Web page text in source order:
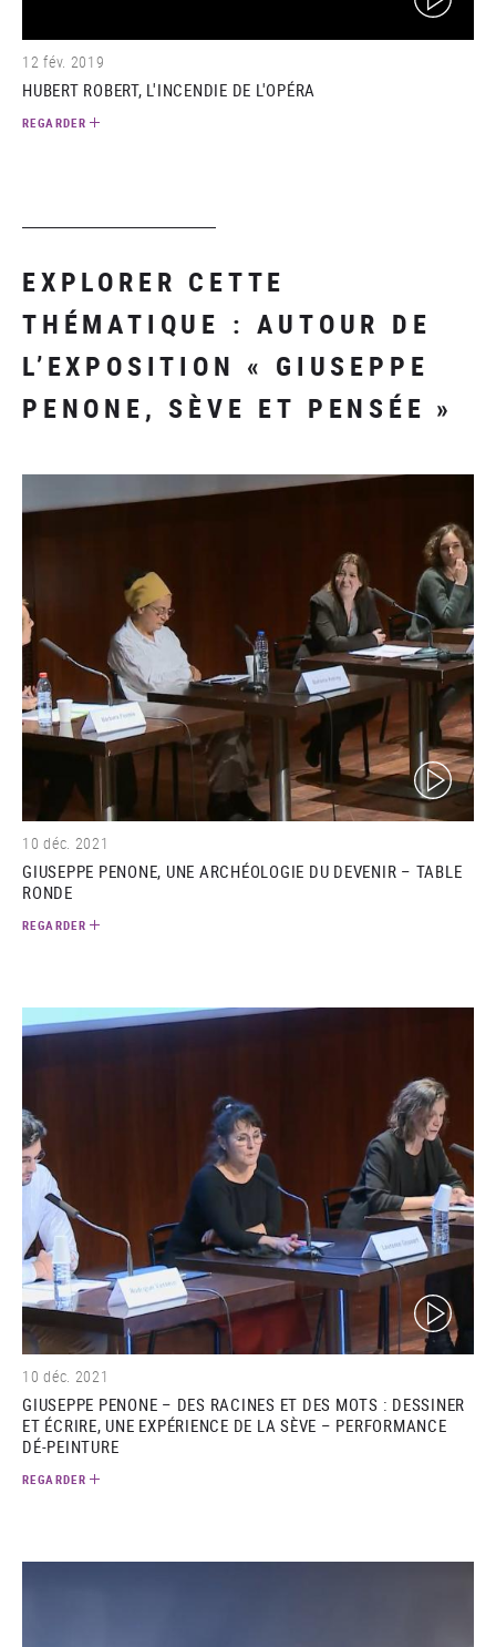
12 fév. 2019
HUBERT ROBERT, L'INCENDIE DE L'OPÉRA
REGARDER
EXPLORER CETTE
THÉMATIQUE : AUTOUR DE
L’EXPOSITION « GIUSEPPE
PENONE, SÈVE ET PENSÉE »
(video)
10 déc. 2021
GIUSEPPE PENONE, UNE ARCHÉOLOGIE DU DEVENIR – TABLE
RONDE
REGARDER
(video)
10 déc. 2021
GIUSEPPE PENONE – DES RACINES ET DES MOTS : DESSINER
ET ÉCRIRE, UNE EXPÉRIENCE DE LA SÈVE – PERFORMANCE
DÉ-PEINTURE
REGARDER